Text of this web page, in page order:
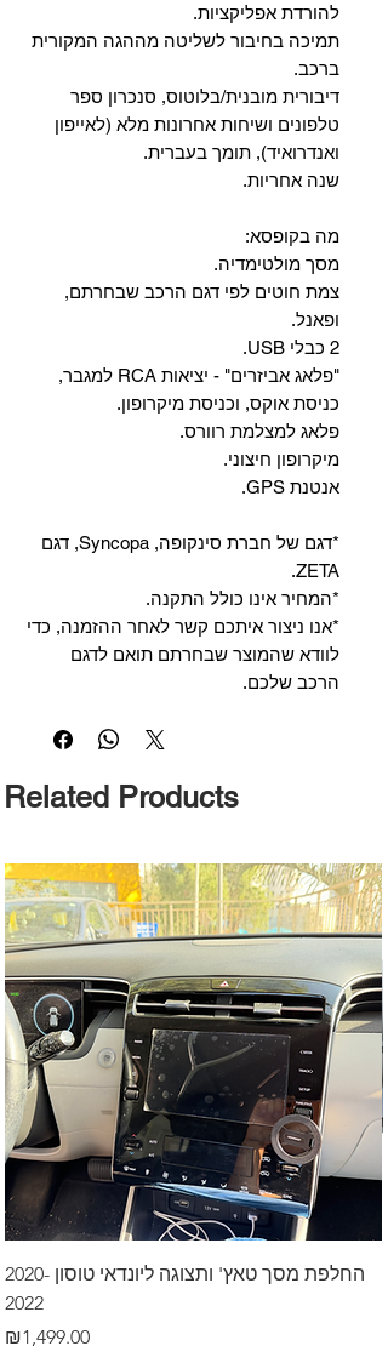
להורדת אפליקציות.
‏תמיכה בחיבור לשליטה מההגה המקורית
ברכב.
‏דיבורית מובנית/בלוטוס, ‏סנכרון ספר
טלפונים ושיחות אחרונות מלא (לאייפון
ואנדרואיד), תומך בעברית.
שנה אחריות.
מה בקופסא:
מסך מולטימדיה.
צמת חוטים לפי דגם הרכב שבחרתם,
ופאנל.
2 כבלי USB.
"פלאג אביזרים" - יציאות RCA למגבר,
כניסת אוקס, וכניסת מיקרופון.
פלאג למצלמת רוורס.
מיקרופון חיצוני.
אנטנת GPS.
*דגם של חברת סינקופה, Syncopa, דגם
ZETA.
*המחיר אינו כולל התקנה.
*אנו ניצור איתכם קשר לאחר ההזמנה, כדי
לוודא שהמוצר שבחרתם תואם לדגם
הרכב שלכם.
Related Products
החלפת מסך טאץ' ותצוגה ליונדאי טוסון 2020-
2022
Price
₪1,499.00